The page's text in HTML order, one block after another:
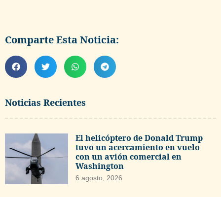
Noticias Recientes
El helicóptero de Donald Trump
tuvo un acercamiento en vuelo
con un avión comercial en
Washington
6 agosto, 2026
Comparte Esta Noticia: